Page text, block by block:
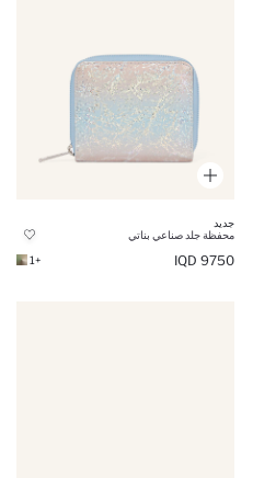
جديد
محفظة جلد صناعي بناتي
9750 IQD
+1